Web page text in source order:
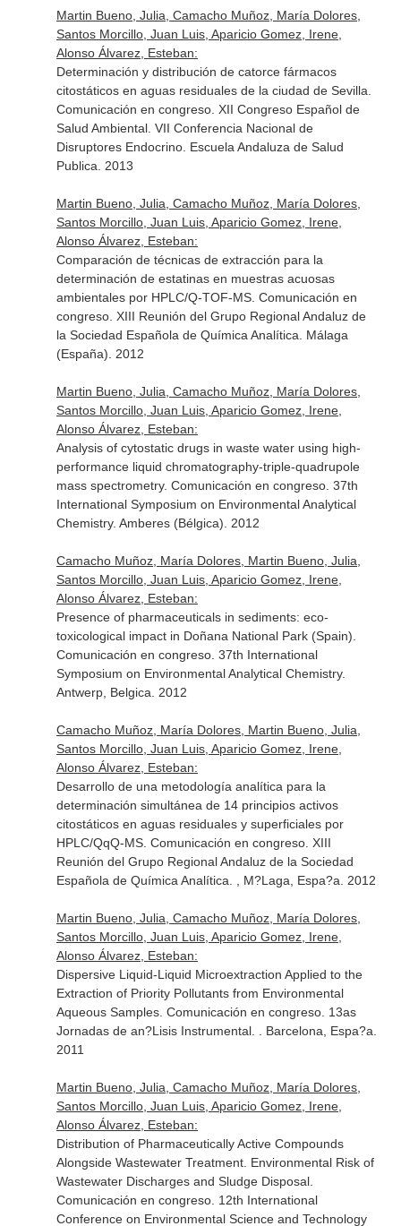
Martin Bueno, Julia, Camacho Muñoz, María Dolores,
Santos Morcillo, Juan Luis, Aparicio Gomez, Irene,
Alonso Álvarez, Esteban:
Determinación y distribución de catorce fármacos
citostáticos en aguas residuales de la ciudad de Sevilla.
Comunicación en congreso. XII Congreso Español de
Salud Ambiental. VII Conferencia Nacional de
Disruptores Endocrino. Escuela Andaluza de Salud
Publica. 2013
Martin Bueno, Julia, Camacho Muñoz, María Dolores,
Santos Morcillo, Juan Luis, Aparicio Gomez, Irene,
Alonso Álvarez, Esteban:
Comparación de técnicas de extracción para la
determinación de estatinas en muestras acuosas
ambientales por HPLC/Q-TOF-MS. Comunicación en
congreso. XIII Reunión del Grupo Regional Andaluz de
la Sociedad Española de Química Analítica. Málaga
(España). 2012
Martin Bueno, Julia, Camacho Muñoz, María Dolores,
Santos Morcillo, Juan Luis, Aparicio Gomez, Irene,
Alonso Álvarez, Esteban:
Analysis of cytostatic drugs in waste water using high-
performance liquid chromatography-triple-quadrupole
mass spectrometry. Comunicación en congreso. 37th
International Symposium on Environmental Analytical
Chemistry. Amberes (Bélgica). 2012
Camacho Muñoz, María Dolores, Martin Bueno, Julia,
Santos Morcillo, Juan Luis, Aparicio Gomez, Irene,
Alonso Álvarez, Esteban:
Presence of pharmaceuticals in sediments: eco-
toxicological impact in Doñana National Park (Spain).
Comunicación en congreso. 37th International
Symposium on Environmental Analytical Chemistry.
Antwerp, Belgica. 2012
Camacho Muñoz, María Dolores, Martin Bueno, Julia,
Santos Morcillo, Juan Luis, Aparicio Gomez, Irene,
Alonso Álvarez, Esteban:
Desarrollo de una metodología analítica para la
determinación simultánea de 14 principios activos
citostáticos en aguas residuales y superficiales por
HPLC/QqQ-MS. Comunicación en congreso. XIII
Reunión del Grupo Regional Andaluz de la Sociedad
Española de Química Analítica. , M?Laga, Espa?a. 2012
Martin Bueno, Julia, Camacho Muñoz, María Dolores,
Santos Morcillo, Juan Luis, Aparicio Gomez, Irene,
Alonso Álvarez, Esteban:
Dispersive Liquid-Liquid Microextraction Applied to the
Extraction of Priority Pollutants from Environmental
Aqueous Samples. Comunicación en congreso. 13as
Jornadas de an?Lisis Instrumental. . Barcelona, Espa?a.
2011
Martin Bueno, Julia, Camacho Muñoz, María Dolores,
Santos Morcillo, Juan Luis, Aparicio Gomez, Irene,
Alonso Álvarez, Esteban:
Distribution of Pharmaceutically Active Compounds
Alongside Wastewater Treatment. Environmental Risk of
Wastewater Discharges and Sludge Disposal.
Comunicación en congreso. 12th International
Conference on Environmental Science and Technology